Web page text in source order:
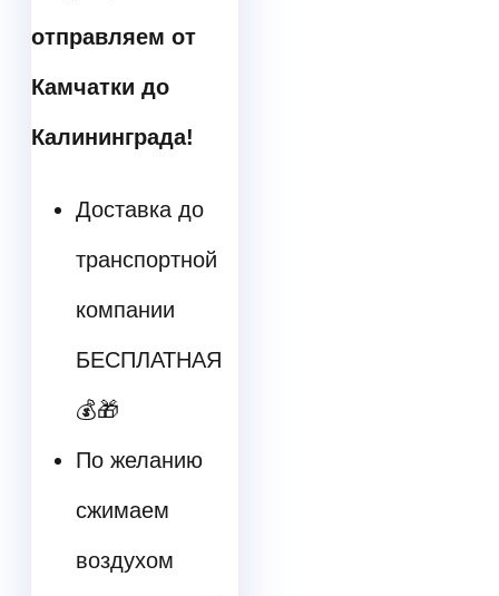
отправляем от
Камчатки до
Калининграда!
Доставка до
транспортной
компании
БЕСПЛАТНАЯ
💰🎁
По желанию
сжимаем
воздухом